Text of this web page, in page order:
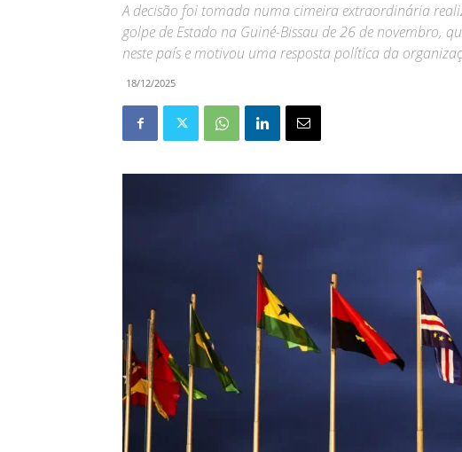
A decisão foi tomada numa cimeira extraordinária
golpe de Estado na Guiné-Bissau de 26 de novembro,
neste país e motivou uma resposta política da
18/12/2025